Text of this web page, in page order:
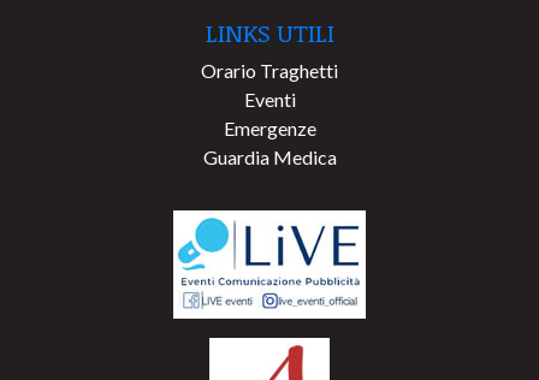
LINKS UTILI
Orario Traghetti
Eventi
Emergenze
Guardia Medica